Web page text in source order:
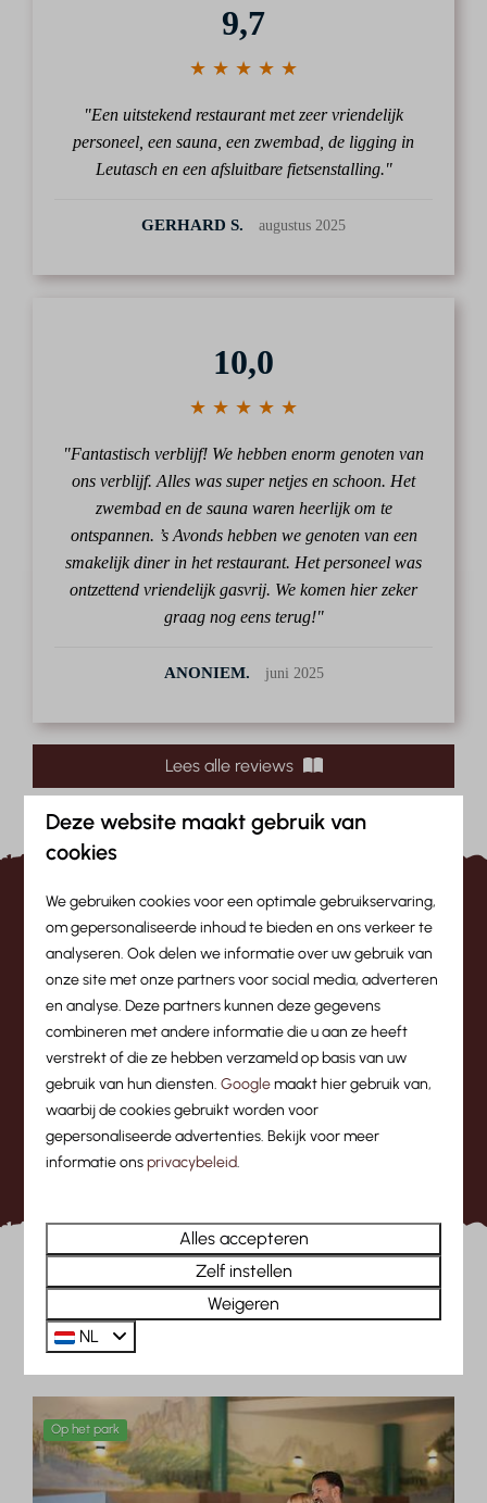
9,7
★ ★ ★ ★ ★
"Een uitstekend restaurant met zeer vriendelijk
personeel, een sauna, een zwembad, de ligging in
Leutasch en een afsluitbare fietsenstalling."
GERHARD S. augustus 2025
10,0
★ ★ ★ ★ ★
"Fantastisch verblijf! We hebben enorm genoten van
ons verblijf. Alles was super netjes en schoon. Het
zwembad en de sauna waren heerlijk om te
ontspannen. ’s Avonds hebben we genoten van een
smakelijk diner in het restaurant. Het personeel was
ontzettend vriendelijk gasvrij. We komen hier zeker
graag nog eens terug!"
ANONIEM. juni 2025
Lees alle reviews
Wat eerdere gasten ons
vroegen:
Zijn honden welkom bij Camping
Leutasch?
Wat zijn de voordelen van de gratis
gastenkaart?
Een greep uit onze
faciliteiten:
Op het park
Deze website maakt gebruik van
cookies
We gebruiken cookies voor een optimale gebruikservaring,
om gepersonaliseerde inhoud te bieden en ons verkeer te
analyseren. Ook delen we informatie over uw gebruik van
onze site met onze partners voor social media, adverteren
en analyse. Deze partners kunnen deze gegevens
combineren met andere informatie die u aan ze heeft
verstrekt of die ze hebben verzameld op basis van uw
gebruik van hun diensten.Googlemaakt hier gebruik van,
waarbij de cookies gebruikt worden voor
gepersonaliseerde advertenties. Bekijk voor meer
informatie onsprivacybeleid.
Alles accepteren
Zelf instellen
Weigeren
NL